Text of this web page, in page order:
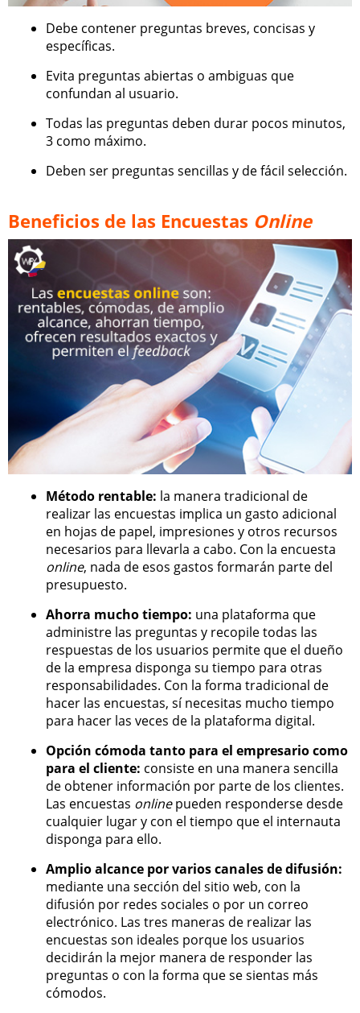
Debe contener preguntas breves, concisas y
específicas.
Evita preguntas abiertas o ambiguas que
confundan al usuario.
Todas las preguntas deben durar pocos minutos,
3 como máximo.
Deben ser preguntas sencillas y de fácil selección.
Beneficios de las Encuestas Online
Método rentable: la manera tradicional de
realizar las encuestas implica un gasto adicional
en hojas de papel, impresiones y otros recursos
necesarios para llevarla a cabo. Con la encuesta
online, nada de esos gastos formarán parte del
presupuesto.
Ahorra mucho tiempo: una plataforma que
administre las preguntas y recopile todas las
respuestas de los usuarios permite que el dueño
de la empresa disponga su tiempo para otras
responsabilidades. Con la forma tradicional de
hacer las encuestas, sí necesitas mucho tiempo
para hacer las veces de la plataforma digital.
Opción cómoda tanto para el empresario como
para el cliente: consiste en una manera sencilla
de obtener información por parte de los clientes.
Las encuestas onlinepueden responderse desde
cualquier lugar y con el tiempo que el internauta
disponga para ello.
Amplio alcance por varios canales de difusión:
mediante una sección del sitio web, con la
difusión por redes sociales o por un correo
electrónico. Las tres maneras de realizar las
encuestas son ideales porque los usuarios
decidirán la mejor manera de responder las
preguntas o con la forma que se sientas más
cómodos.